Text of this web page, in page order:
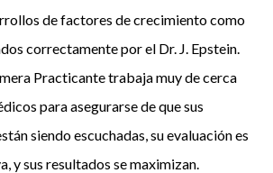
de factores de crecimiento como
correctamente por el Dr. J. Epstein.
Practicante trabaja muy de cerca
para asegurarse de que sus
siendo escuchadas, su evaluación es
y sus resultados se maximizan.